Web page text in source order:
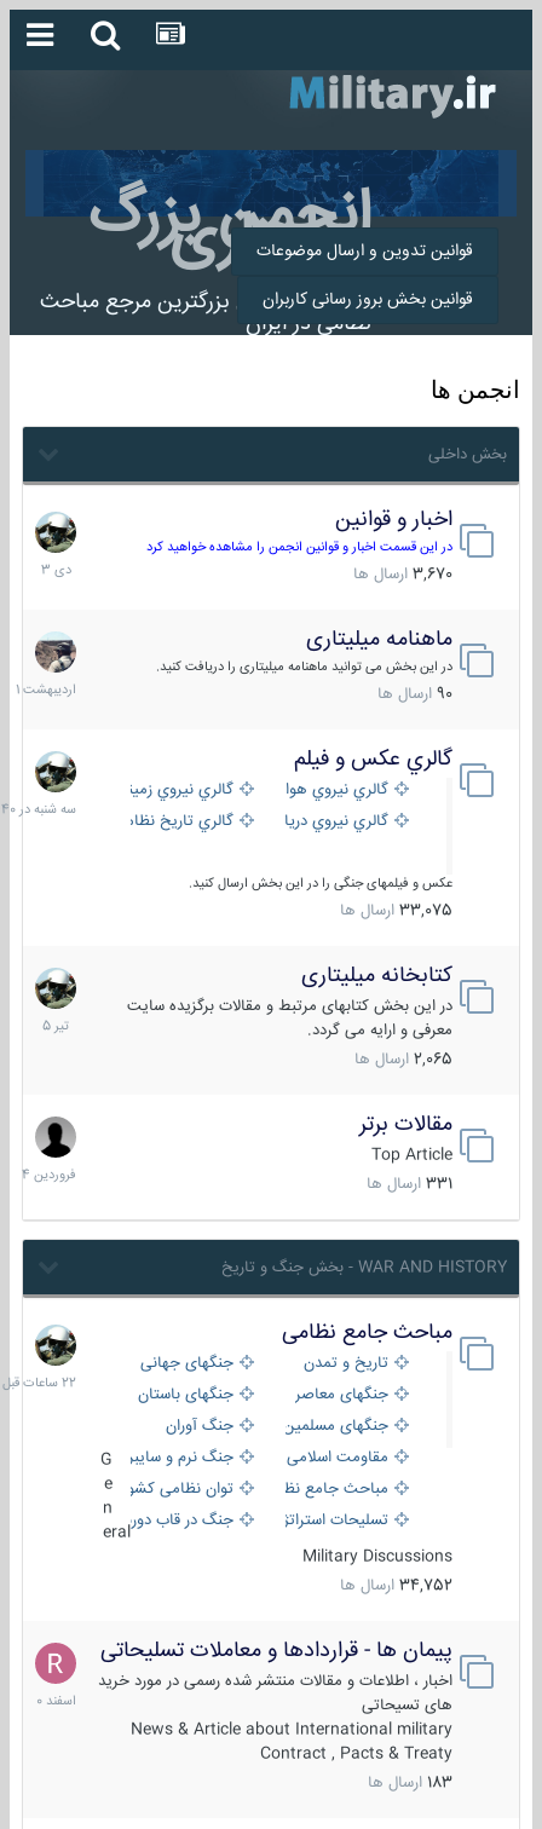
انجمن بزرگ
میلیتاری
انجمن میلیتاری بزرگترین مرجع مباحث
نظامی در ایران
قوانین تدوین و ارسال موضوعات
قوانین بخش بروز رسانی کاربران
انجمن ها
بخش داخلی
اخبار و قوانین
در این قسمت اخبار و قوانین انجمن را مشاهده خواهید کرد
3,670 ارسال ها
22
دی
1403
ماهنامه میلیتاری
در این بخش می توانید ماهنامه میلیتاری را دریافت کنید.
90 ارسال ها
30
1401
گالري عكس و فيلم
گالري نيروي هوايي
گالري نيروي زميني
گالري نيروي دريايي
گالري تاریخ نظامی
عکس و فیلمهای جنگی را در این بخش ارسال کنید.
33,075 ارسال ها
سه
شنبه
در
کتابخانه میلیتاری
در این بخش کتابهای مرتبط و مقالات برگزیده سایت
معرفی و ارایه می گردد.
2,065 ارسال ها
16
تیر
1405
مقالات برتر
Top Article
331 ارسال ها
29
فروردین
1404
WAR AND HISTORY - بخش جنگ و تاریخ
مباحث جامع نظامی
تاریخ و تمدن
جنگهای جهانی
جنگهای معاصر
جنگهای باستان
جنگهای مسلمین
جنگ آوران
مقاومت اسلامی
جنگ نرم و سایبری
مباحث جامع نظامی
توان نظامی کشورها
تسلیحات استراتژیک
جنگ در قاب دوربین
eral
Military Discussions
34,752 ارسال ها
22
ساعات
قبل
پیمان ها - قراردادها و معاملات تسلیحاتی
اخبار ، اطلاعات و مقالات منتشر شده رسمی در مورد خرید
های تسیحاتی
News & Article about International military
Contract , Pacts & Treaty
183 ارسال ها
7
اسفند
1400